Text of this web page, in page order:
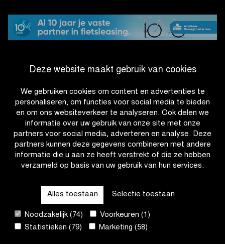
Deze website maakt gebruik van cookies
We gebruiken cookies om content en advertenties te
personaliseren, om functies voor social media te bieden
en om ons websiteverkeer te analyseren. Ook delen we
informatie over uw gebruik van onze site met onze
partners voor social media, adverteren en analyse. Deze
partners kunnen deze gegevens combineren met andere
informatie die u aan ze heeft verstrekt of die ze hebben
verzameld op basis van uw gebruik van hun services.
Alles toestaan Selectie toestaan
Noodzakelijk (74)
Voorkeuren (1)
Statistieken (79)
Marketing (58)
van
2026
QUICK LINKS
CONTACT